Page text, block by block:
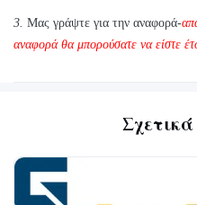
3. Μας γράψτε για την αναφορά-
αναφορά θα μπορούσατε να είστε